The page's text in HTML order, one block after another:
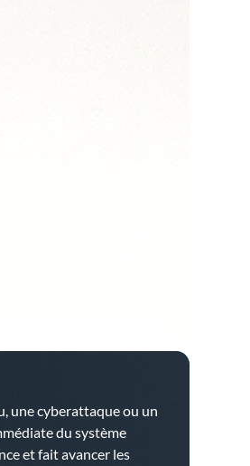
une cyberattaque ou un
du système
et fait avancer les